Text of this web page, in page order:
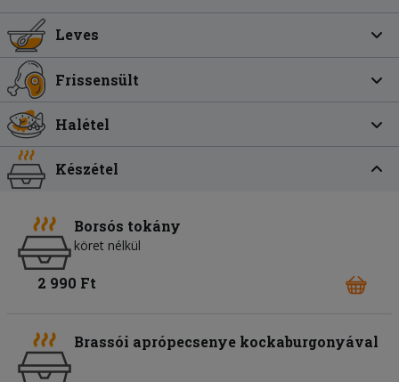
Leves
Frissensült
Halétel
Készétel
Borsós tokány
köret nélkül
2 990 Ft
Brassói aprópecsenye kockaburgonyával